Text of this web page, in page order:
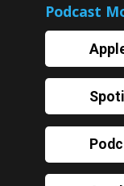
Podcast